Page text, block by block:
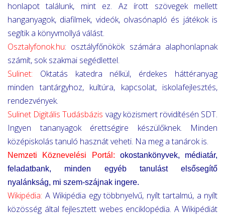
honlapot találunk, mint ez. Az írott szövegek mellett
hanganyagok, diafilmek, videók, olvasónapló és játékok is
segítik a könyvmollyá válást.
Osztalyfonok.hu: osztályfőnökök számára alaphonlapnak
számít, sok szakmai segédlettel.
Sulinet: Oktatás katedra nélkül, érdekes háttéranyag
minden tantárgyhoz, kultúra, kapcsolat, iskolafejlesztés,
rendezvények.
Sulinet Digitális Tudásbázis vagy közismert rövidítésén SDT.
Ingyen tananyagok érettségire készülőknek. Minden
középiskolás tanuló hasznát veheti. Na meg a tanárok is.
Nemzeti Köznevelési Portál :
okostankönyvek, médiatár,
feladatbank, minden egyéb tanulást elsősegítő
nyalánkság, mi szem-szájnak ingere.
Wikipédia: A Wikipédia egy többnyelvű, nyílt tartalmú, a nyílt
közösség által fejlesztett webes enciklopédia. A Wikipédiát